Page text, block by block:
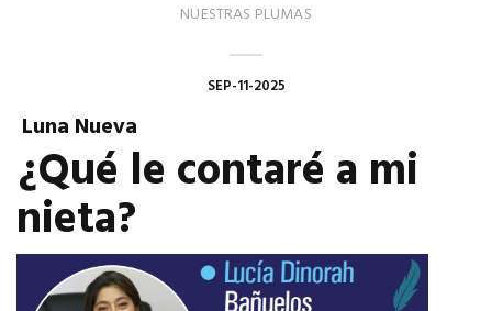
NUESTRAS PLUMAS
SEP-11-2025
Luna Nueva
¿Qué le contaré a mi
nieta?